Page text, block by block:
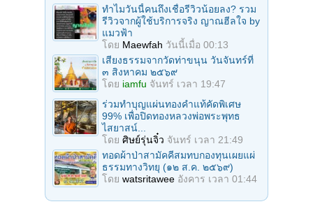
ทำไมวันนี้คนถึงเชื่อรีวิวน้อยลง? รวม
รีวิวจากผู้ใช้บริการจริง ญาณฮีลใจ by
แมวฟ้า
โดย Maewfah วันนี้เมื่อ 00:13
เสียงธรรมจากวัดท่าขนุน วันจันทร์ที่
๓ สิงหาคม ๒๕๖๙
โดย iamfu จันทร์ เวลา 19:47
ร่วมทําบุญแผ่นทองคำแท้คัดพิเศษ
99% เพื่อปิดทองหลวงพ่อพระพุทธ
ไสยาสน์...
โดย ศิษย์รุ่นจิ๋ว จันทร์ เวลา 21:49
ทอดผ้าป่าสามัคคีสมทบกองทุนเผยแผ่
ธรรมทางวิทยุ (๑๒ ส.ค. ๒๕๖๙)
โดย watsritawee อังคาร เวลา 01:44